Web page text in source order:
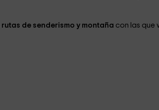
rutas de senderismo y montaña con las que